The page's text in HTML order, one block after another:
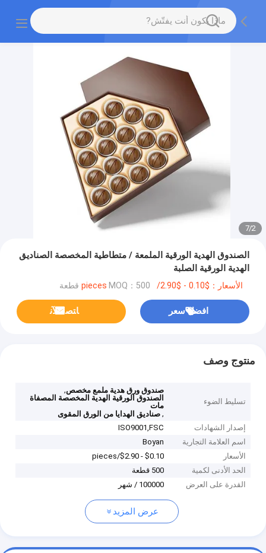
2
/
7
الصندوق الهدية الورقية الملمعة / متطاطية المخصصة الصناديق
الهدية الورقية الصلبة
الأسعار：$0.10 - $2.90/pieces MOQ：500 قطعة
افضل سعر ﺎﺘﺼﻟ ﺍﻶﻧ
منتوج وصف
تسليط الضوء
صندوق ورق هدية ملمع مخصص,
الصندوق الورقية الهدية المخصصة المصفاة
مات
,صناديق الهدايا من الورق المقوى
إصدار الشهادات
ISO9001,‌FSC
اسم العلامة التجارية
Boyan
الأسعار
$0.10 - $2.90/pieces
الحد الأدنى لكمية
500 قطعة
القدرة على العرض
100000 / شهر
عرض المزيد